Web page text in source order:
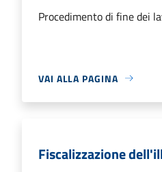
Procedimento di fine dei
VAI ALLA PAGINA
Fiscalizzazione